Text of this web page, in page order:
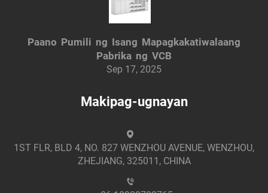
Paano Pumili ng Isang Mapagkakatiwalaang
Pabrika ng VCB
Sep 17, 2025
Makipag-ugnayan
1ST FLR, BLD 4, NO. 827 WENZHOU AVENUE, WENZHOU,
ZHEJIANG, 325011, CHINA